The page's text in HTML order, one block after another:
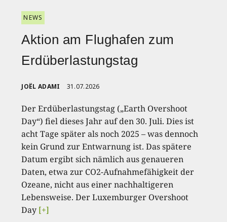
NEWS
Aktion am Flughafen zum
Erdüberlastungstag
JOËL ADAMI 31.07.2026
Der Erdüberlastungstag („Earth Overshoot
Day“) fiel dieses Jahr auf den 30. Juli. Dies ist
acht Tage später als noch 2025 – was dennoch
kein Grund zur Entwarnung ist. Das spätere
Datum ergibt sich nämlich aus genaueren
Daten, etwa zur CO2-Aufnahmefähigkeit der
Ozeane, nicht aus einer nachhaltigeren
Lebensweise. Der Luxemburger Overshoot
Day [+]